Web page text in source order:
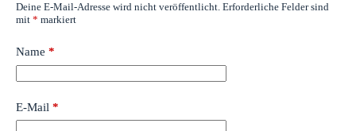
Deine E-Mail-Adresse wird nicht veröffentlicht. Erforderliche Felder sind
mit * markiert
Name *
E-Mail *